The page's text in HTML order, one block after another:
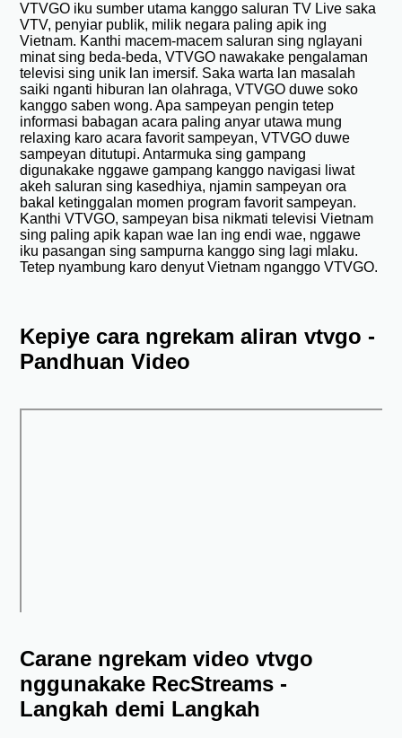
VTVGO iku sumber utama kanggo saluran TV Live saka
VTV, penyiar publik, milik negara paling apik ing
Vietnam. Kanthi macem-macem saluran sing nglayani
minat sing beda-beda, VTVGO nawakake pengalaman
televisi sing unik lan imersif. Saka warta lan masalah
saiki nganti hiburan lan olahraga, VTVGO duwe soko
kanggo saben wong. Apa sampeyan pengin tetep
informasi babagan acara paling anyar utawa mung
relaxing karo acara favorit sampeyan, VTVGO duwe
sampeyan ditutupi. Antarmuka sing gampang
digunakake nggawe gampang kanggo navigasi liwat
akeh saluran sing kasedhiya, njamin sampeyan ora
bakal ketinggalan momen program favorit sampeyan.
Kanthi VTVGO, sampeyan bisa nikmati televisi Vietnam
sing paling apik kapan wae lan ing endi wae, nggawe
iku pasangan sing sampurna kanggo sing lagi mlaku.
Tetep nyambung karo denyut Vietnam nganggo VTVGO.
Kepiye cara ngrekam aliran vtvgo -
Pandhuan Video
Carane ngrekam video vtvgo
nggunakake RecStreams -
Langkah demi Langkah